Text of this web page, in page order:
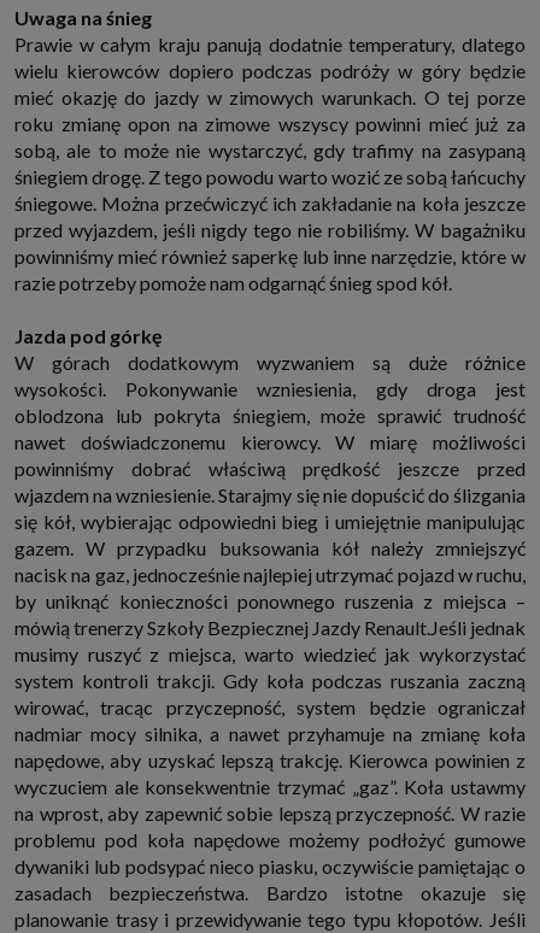
http://www.sagier.pl/
Jeżeli wyrazisz zgodę, o którą wyżej prosimy, administratorami Twoich
danych osobowych będą także nasi Zaufani Partnerzy. Listę Zaufanych
Partnerów możesz sprawdzić w każdym momencie na stronie naszej
polityki prywatnościi tam też zmodyfikować lub cofnąć swoje zgody.
Podstawa i cel przetwarzania
Twoje dane przetwarzamy w następujących celach:
1. Jeśli zawieramy z Tobą umowę o realizację danej usługi (np. usługi
zapewniającej Ci możliwość zapoznania się z jednym z naszych serwisów
w oparciu o treść regulaminu tego serwisu), to możemy przetwarzać
Twoje dane w zakresie niezbędnym do realizacji tej umowy.
2. Zapewnianie bezpieczeństwa usługi (np. sprawdzenie, czy do Twojego
konta nie loguje się nieuprawniona osoba), dokonanie pomiarów
również prowadzenie marketingu i promocji własnych usług (np. jeśli
interesujesz się motoryzacją i oglądasz artykuły w biznesistyl.pl lub na
innych stronach internetowych, to możemy Ci wyświetlić reklamę
dotyczącą artykułu w serwisie biznesistyl.pl/automoto. Takie
przetwarzanie danych to realizacja naszych prawnie uzasadnionych
interesów.
3. Za Twoją zgodą usługi marketingowe dostarczą Ci nasi Zaufani
Partnerzy oraz my dla podmiotów trzecich. Aby móc pokazać interesujące
Cię reklamy (np. produktu, którego możesz potrzebować) reklamodawcy i
ich przedstawiciele chcieliby mieć możliwość przetwarzania Twoich
danych związanych z odwiedzanymi przez Ciebie stronami
internetowymi. Udzielenie takiej zgody jest dobrowolne, nie musisz jej
udzielać, nie pozbawi Cię to dostępu do naszych usług. Masz również
możliwość ograniczenia zakresu lub zmiany zgody w dowolnym
momencie.
Twoje dane przetwarzane będą do czasu istnienia podstawy do ich
przetwarzania, czyli w przypadku udzielenia zgody do momentu jej
cofnięcia, ograniczenia lub innych działań z Twojej strony ograniczających
tę zgodę, w przypadku niezbędności danych do wykonania umowy, przez
czas jej wykonywania i ewentualnie okres przedawnienia roszczeń z niej
(zwykle nie więcej niż 3 lata, a maksymalnie 10 lat), a w przypadku, gdy
podstawą przetwarzania danych jest uzasadniony interes administratora,
do czasu zgłoszenia przez Ciebie skutecznego sprzeciwu.
Przekazywanie danych
Administratorzy danych mogą powierzać Twoje dane podwykonawcom IT,
księgowym, agencjom marketingowym etc. Zrobią to jedynie na
podstawie umowy o powierzenie przetwarzania danych zobowiązującej
taki podmiot do odpowiedniego zabezpieczenia danych i niekorzystania z
nich do własnych celów.
Cookies
Uwaga na śnieg
Prawie w całym kraju panują dodatnie temperatury, dlatego
wielu kierowców dopiero podczas podróży w góry będzie
mieć okazję do jazdy w zimowych warunkach. O tej porze
roku zmianę opon na zimowe wszyscy powinni mieć już za
sobą, ale to może nie wystarczyć, gdy trafimy na zasypaną
śniegiem drogę. Z tego powodu warto wozić ze sobą łańcuchy
śniegowe. Można przećwiczyć ich zakładanie na koła jeszcze
przed wyjazdem, jeśli nigdy tego nie robiliśmy. W bagażniku
powinniśmy mieć również saperkę lub inne narzędzie, które w
razie potrzeby pomoże nam odgarnąć śnieg spod kół.
Jazda pod górkę
W górach dodatkowym wyzwaniem są duże różnice
wysokości. Pokonywanie wzniesienia, gdy droga jest
oblodzona lub pokryta śniegiem, może sprawić trudność
nawet doświadczonemu kierowcy. W miarę możliwości
powinniśmy dobrać właściwą prędkość jeszcze przed
wjazdem na wzniesienie. Starajmy się nie dopuścić do ślizgania
się kół, wybierając odpowiedni bieg i umiejętnie manipulując
gazem. W przypadku buksowania kół należy zmniejszyć
nacisk na gaz, jednocześnie najlepiej utrzymać pojazd w ruchu,
by uniknąć konieczności ponownego ruszenia z miejsca –
mówią trenerzy Szkoły Bezpiecznej Jazdy Renault.Jeśli jednak
musimy ruszyć z miejsca, warto wiedzieć jak wykorzystać
system kontroli trakcji. Gdy koła podczas ruszania zaczną
wirować, tracąc przyczepność, system będzie ograniczał
nadmiar mocy silnika, a nawet przyhamuje na zmianę koła
napędowe, aby uzyskać lepszą trakcję. Kierowca powinien z
wyczuciem ale konsekwentnie trzymać „gaz”. Koła ustawmy
na wprost, aby zapewnić sobie lepszą przyczepność. W razie
problemu pod koła napędowe możemy podłożyć gumowe
dywaniki lub podsypać nieco piasku, oczywiście pamiętając o
zasadach bezpieczeństwa. Bardzo istotne okazuje się
planowanie trasy i przewidywanie tego typu kłopotów. Jeśli